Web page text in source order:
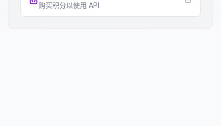
购买积分以使用 API